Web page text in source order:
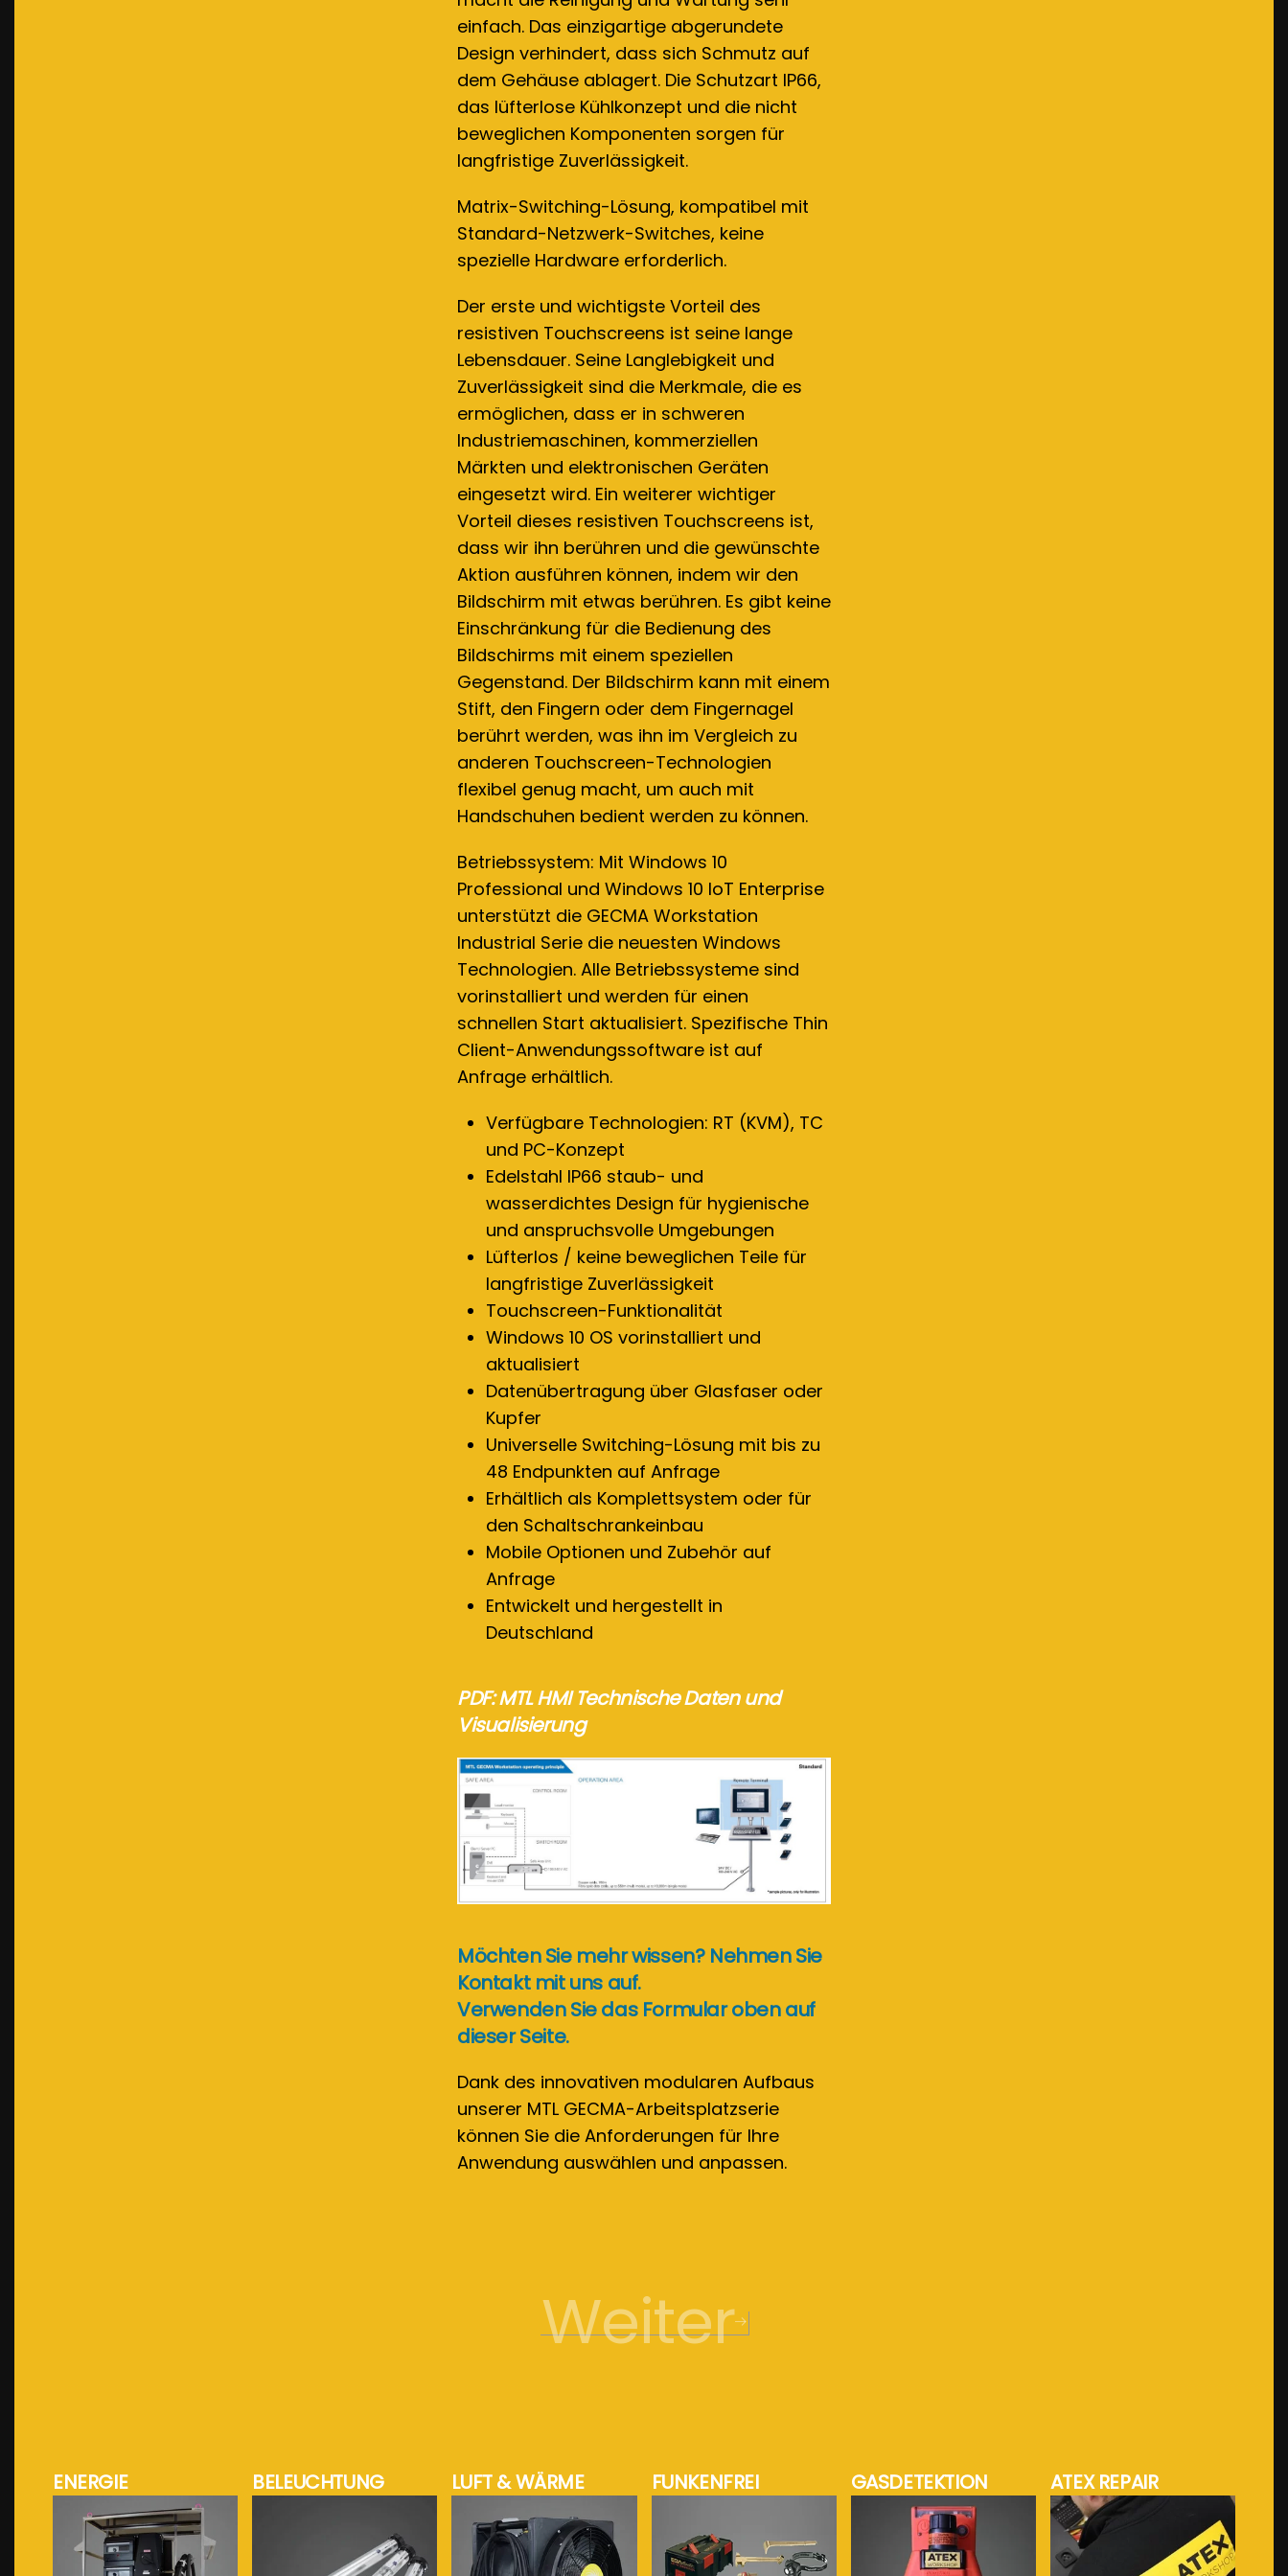
einfach. Das einzigartige abgerundete
Design verhindert, dass sich Schmutz auf
dem Gehäuse ablagert. Die Schutzart IP66,
das lüfterlose Kühlkonzept und die nicht
beweglichen Komponenten sorgen für
langfristige Zuverlässigkeit.
Matrix-Switching-Lösung, kompatibel mit
Standard-Netzwerk-Switches, keine
spezielle Hardware erforderlich.
Der erste und wichtigste Vorteil des
resistiven Touchscreens ist seine lange
Lebensdauer. Seine Langlebigkeit und
Zuverlässigkeit sind die Merkmale, die es
ermöglichen, dass er in schweren
Industriemaschinen, kommerziellen
Märkten und elektronischen Geräten
eingesetzt wird. Ein weiterer wichtiger
Vorteil dieses resistiven Touchscreens ist,
dass wir ihn berühren und die gewünschte
Aktion ausführen können, indem wir den
Bildschirm mit etwas berühren. Es gibt keine
Einschränkung für die Bedienung des
Bildschirms mit einem speziellen
Gegenstand. Der Bildschirm kann mit einem
Stift, den Fingern oder dem Fingernagel
berührt werden, was ihn im Vergleich zu
anderen Touchscreen-Technologien
flexibel genug macht, um auch mit
Handschuhen bedient werden zu können.
Betriebssystem: Mit Windows 10
Professional und Windows 10 IoT Enterprise
unterstützt die GECMA Workstation
Industrial Serie die neuesten Windows
Technologien. Alle Betriebssysteme sind
vorinstalliert und werden für einen
schnellen Start aktualisiert. Spezifische Thin
Client-Anwendungssoftware ist auf
Anfrage erhältlich.
Verfügbare Technologien: RT (KVM), TC
und PC-Konzept
Edelstahl IP66 staub- und
wasserdichtes Design für hygienische
und anspruchsvolle Umgebungen
Lüfterlos / keine beweglichen Teile für
langfristige Zuverlässigkeit
Touchscreen-Funktionalität
Windows 10 OS vorinstalliert und
aktualisiert
Datenübertragung über Glasfaser oder
Kupfer
Universelle Switching-Lösung mit bis zu
48 Endpunkten auf Anfrage
Erhältlich als Komplettsystem oder für
den Schaltschrankeinbau
Mobile Optionen und Zubehör auf
Anfrage
Entwickelt und hergestellt in
Deutschland
PDF: MTL HMI Technische Daten und
Visualisierung
Möchten Sie mehr wissen? Nehmen Sie
Kontakt mit uns auf.
Verwenden Sie das Formular oben auf
dieser Seite.
Dank des innovativen modularen Aufbaus
unserer MTL GECMA-Arbeitsplatzserie
können Sie die Anforderungen für Ihre
Anwendung auswählen und anpassen.
Weiter
ENERGIE BELEUCHTUNG LUFT & WÄRME FUNKENFREI GASDETEKTION ATEX REPAIR